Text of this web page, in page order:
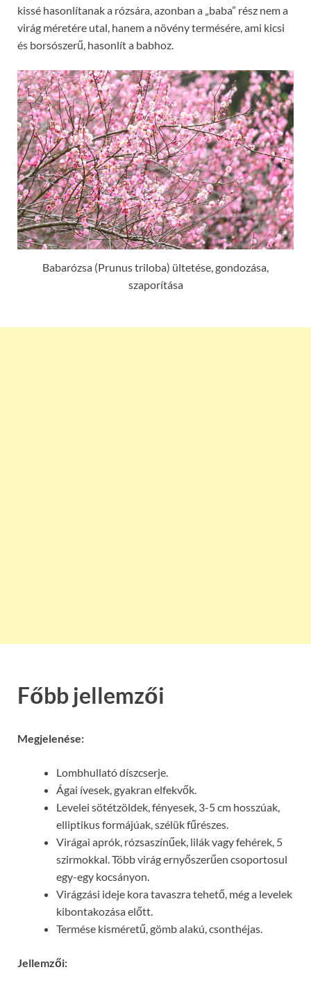
kissé hasonlítanak a rózsára, azonban a „baba” rész nem a
virág méretére utal, hanem a növény termésére, ami kicsi
és borsószerű, hasonlít a babhoz.
Babarózsa (Prunus triloba) ültetése, gondozása,
szaporítása
Főbb jellemzői
Megjelenése:
Lombhullató díszcserje.
Ágai ívesek, gyakran elfekvők.
Levelei sötétzöldek, fényesek, 3-5 cm hosszúak,
elliptikus formájúak, szélük fűrészes.
Virágai aprók, rózsaszínűek, lilák vagy fehérek, 5
szirmokkal. Több virág ernyőszerűen csoportosul
egy-egy kocsányon.
Virágzási ideje kora tavaszra tehető, még a levelek
kibontakozása előtt.
Termése kisméretű, gömb alakú, csonthéjas.
Jellemzői: